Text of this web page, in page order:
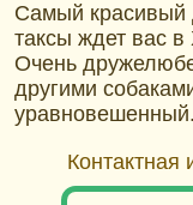
Самый красивый
таксы ждет вас
Очень
другими
уравновешенный.